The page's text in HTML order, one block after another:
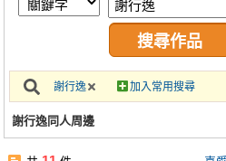
交流中心
攤位轉讓區
會員功能選單
註冊會員
謝行逸 加入常用搜尋
謝行逸同人周邊